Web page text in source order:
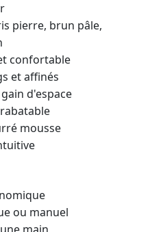
pierre, brun pâle,
confortable
et affinés
d'espace
mousse
ou manuel